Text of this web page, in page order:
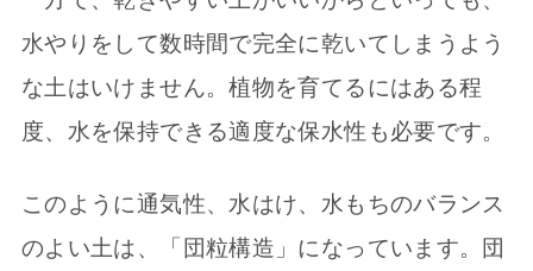
水やりをして数時間で完全に乾いてしまうよう
な土はいけません。植物を育てるにはある程
度、水を保持できる適度な保水性も必要です。
このように通気性、水はけ、水もちのバランス
のよい土は、「団粒構造」になっています。団